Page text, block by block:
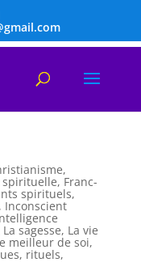
,
spirituelle, Franc-
spirituels,
Inconscient
La sagesse, La vie
meilleur de soi,
rituels,